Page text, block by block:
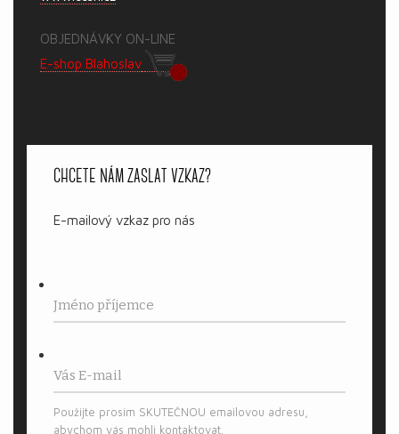
OBJEDNÁVKY ON-LINE
E-shop Blahoslav
CHCETE NÁM ZASLAT VZKAZ?
E-mailový vzkaz pro nás
Použijte prosím SKUTEČNOU emailovou adresu,
abychom vás mohli kontaktovat.